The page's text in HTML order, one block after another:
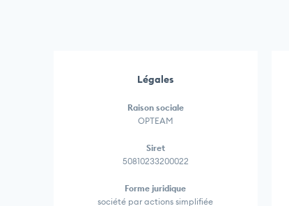
Légales
Raison sociale
OPTEAM
Siret
50810233200022
Forme juridique
société par actions simplifiée